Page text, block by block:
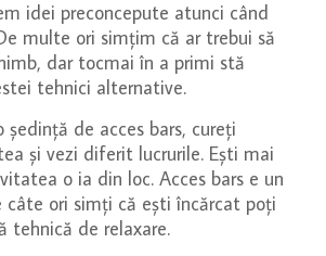
idei preconcepute atunci când
multe ori simțim că ar trebui să
dar tocmai în a primi stă
tehnici alternative.
ședință de acces bars, cureți
și vezi diferit lucrurile. Ești mai
o ia din loc. Acces bars e un
câte ori simți că ești încărcat poți
tehnică de relaxare.